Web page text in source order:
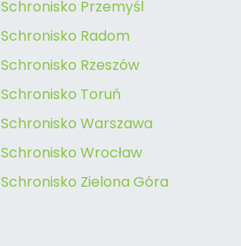
Schronisko Przemyśl
Schronisko Radom
Schronisko Rzeszów
Schronisko Toruń
Schronisko Warszawa
Schronisko Wrocław
Schronisko Zielona Góra